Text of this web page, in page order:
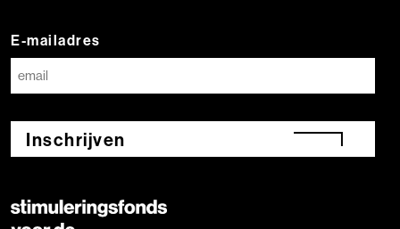
E-mailadres
Inschrijven